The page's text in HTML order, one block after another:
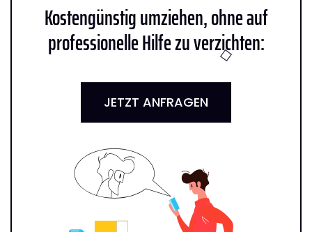
Kostengünstig umziehen, ohne auf
professionelle Hilfe zu verzichten:
JETZT ANFRAGEN